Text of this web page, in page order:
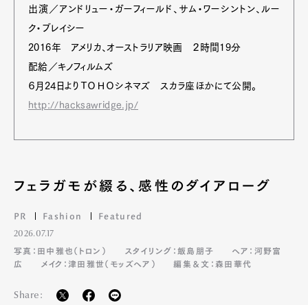
出演／アンドリュー・ガーフィールド、サム・ワーシントン、ルー
ク・ブレイシー
2016年 アメリカ、オーストラリア映画 ２時間19分
配給／キノフィルムズ
６月24日よりＴＯＨＯシネマズ スカラ座ほかにて公開。
http://hacksawridge.jp/
フェラガモが綴る、感性のダイアローグ
PR Fashion Featured
2026.07.17
写真：田中雅也（トロン）
スタイリング：飯島朋子
ヘア：河野富
広
メイク：津田雅世（モッズヘア） 編集＆文：森田華代
Share: